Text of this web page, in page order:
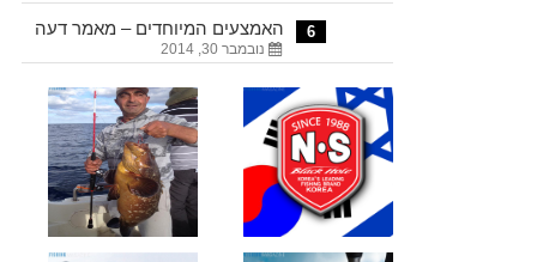
6 האמצעים המיוחדים – מאמר דעה
נובמבר 30, 2014